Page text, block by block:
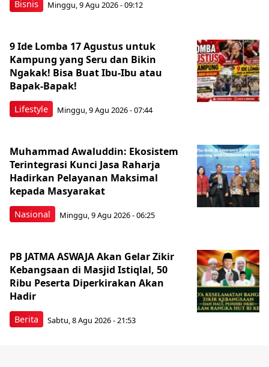
Bisnis Minggu, 9 Agu 2026 - 09:12
Lifestyle
9 Ide Lomba 17 Agustus untuk
Kampung yang Seru dan Bikin
Ngakak! Bisa Buat Ibu-Ibu atau
Bapak-Bapak!
Minggu, 9 Agu 2026 - 07:44
Nasional
Muhammad Awaluddin: Ekosistem
Terintegrasi Kunci Jasa Raharja
Hadirkan Pelayanan Maksimal
kepada Masyarakat
Minggu, 9 Agu 2026 - 06:25
Berita
PB JATMA ASWAJA Akan Gelar Zikir
Kebangsaan di Masjid Istiqlal, 50
Ribu Peserta Diperkirakan Akan
Hadir
Sabtu, 8 Agu 2026 - 21:53